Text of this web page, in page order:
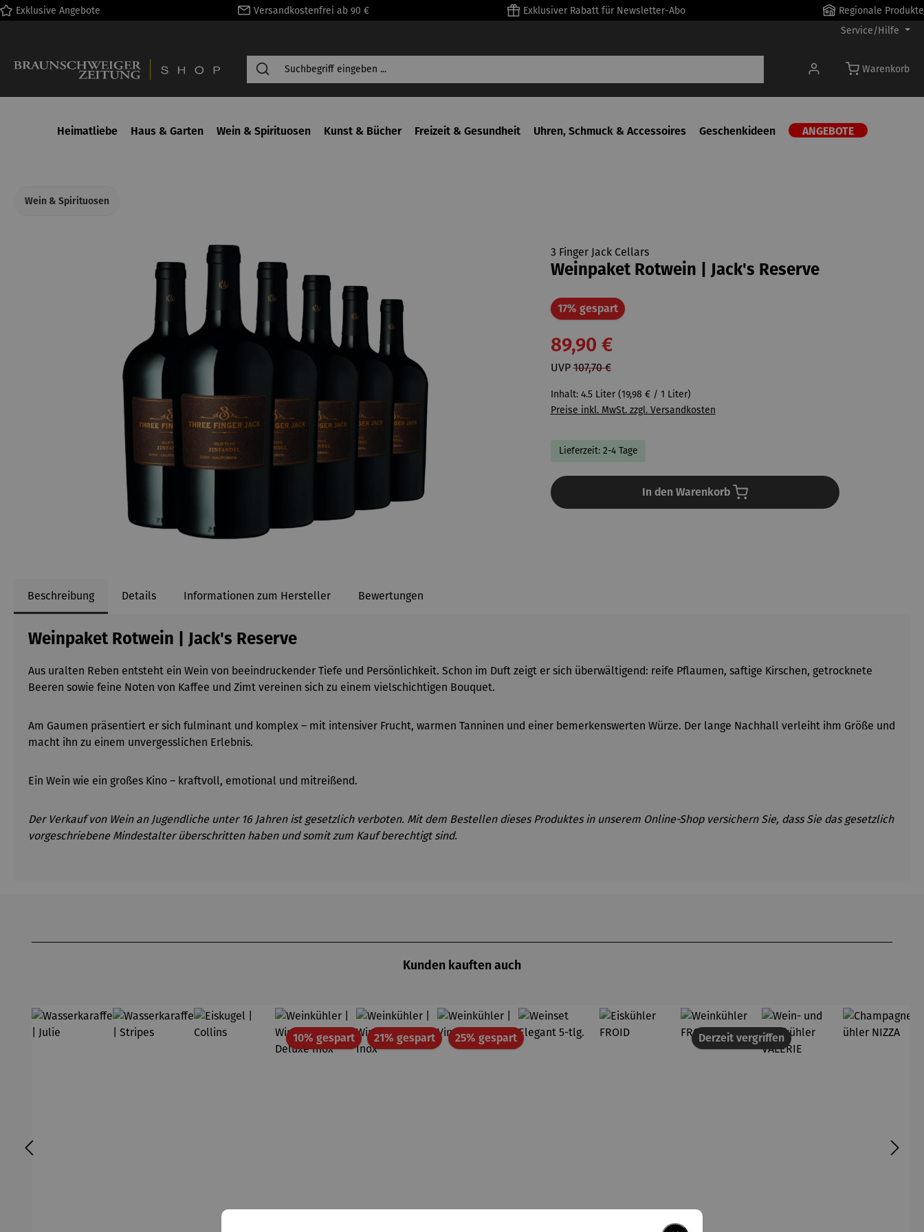
Zur Hauptnavigation springen
Exklusive Angebote Versandkostenfrei ab 90 € Exklusiver Rabatt für Newsletter-Abo
Regionale Produkte
Service/Hilfe
Warenkorb
Heimatliebe Haus & Garten Wein & Spirituosen Kunst & Bücher Freizeit & Gesundheit Uhren, Schmuck & Accessoires Geschenkideen ANGEBOTE
Wein & Spirituosen
3 Finger Jack Cellars
Weinpaket Rotwein | Jack's Reserve
17% gespartRabatt
89,90 €
UVP107,70 €
Inhalt: 4.5 Liter (19,98 € / 1 Liter)
Preise inkl. MwSt. zzgl. Versandkosten
Lieferzeit: 2-4 Tage
In den Warenkorb
Beschreibung Details Informationen zum Hersteller Bewertungen
Weinpaket Rotwein | Jack's Reserve
Aus uralten Reben entsteht ein Wein von beeindruckender Tiefe und Persönlichkeit. Schon im Duft zeigt er sich überwältigend: reife Pflaumen, saftige Kirschen, getrocknete
Beeren sowie feine Noten von Kaffee und Zimt vereinen sich zu einem vielschichtigen Bouquet.
Am Gaumen präsentiert er sich fulminant und komplex – mit intensiver Frucht, warmen Tanninen und einer bemerkenswerten Würze. Der lange Nachhall verleiht ihm Größe und
macht ihn zu einem unvergesslichen Erlebnis.
Ein Wein wie ein großes Kino – kraftvoll, emotional und mitreißend.
Der Verkauf von Wein an Jugendliche unter 16 Jahren ist gesetzlich verboten. Mit dem Bestellen dieses Produktes in unserem Online-Shop versichern Sie, dass Sie das gesetzlich
vorgeschriebene Mindestalter überschritten haben und somit zum Kauf berechtigt sind.
Kunden kauften auch
10% gespartRabatt21% gespartRabatt25% gespartRabatt Derzeit vergriffen